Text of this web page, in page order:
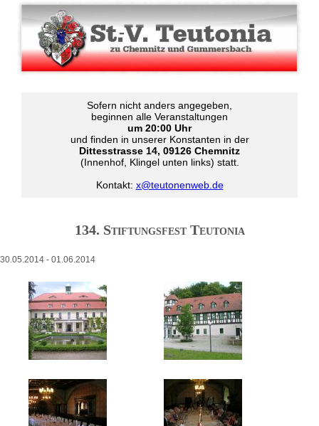
Sofern nicht anders angegeben,
beginnen alle Veranstaltungen
um 20:00 Uhr
und finden in unserer Konstanten in der
Dittesstrasse 14, 09126 Chemnitz
(Innenhof, Klingel unten links) statt.
Kontakt: x@teutonenweb.de
134. Stiftungsfest Teutonia
30.05.2014 - 01.06.2014